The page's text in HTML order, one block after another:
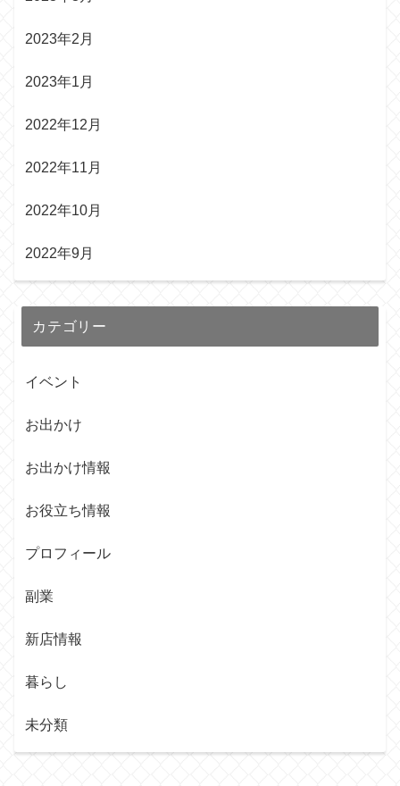
2023年2月
2023年1月
2022年12月
2022年11月
2022年10月
2022年9月
カテゴリー
イベント
お出かけ
お出かけ情報
お役立ち情報
プロフィール
副業
新店情報
暮らし
未分類